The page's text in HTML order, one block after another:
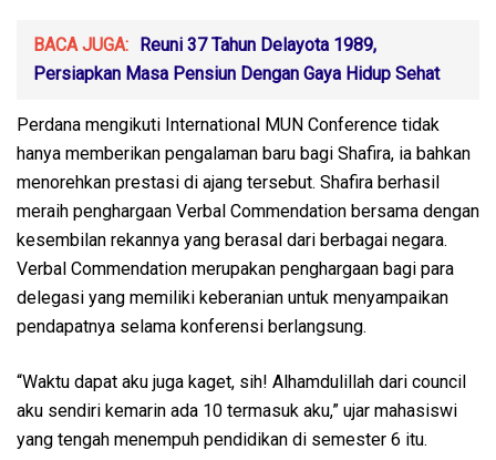
BACA JUGA: Reuni 37 Tahun Delayota 1989,
Persiapkan Masa Pensiun Dengan Gaya Hidup Sehat
Perdana mengikuti International MUN Conference tidak
hanya memberikan pengalaman baru bagi Shafira, ia bahkan
menorehkan prestasi di ajang tersebut. Shafira berhasil
meraih penghargaan Verbal Commendation bersama dengan
kesembilan rekannya yang berasal dari berbagai negara.
Verbal Commendation merupakan penghargaan bagi para
delegasi yang memiliki keberanian untuk menyampaikan
pendapatnya selama konferensi berlangsung.
“Waktu dapat aku juga kaget, sih! Alhamdulillah dari council
aku sendiri kemarin ada 10 termasuk aku,” ujar mahasiswi
yang tengah menempuh pendidikan di semester 6 itu.